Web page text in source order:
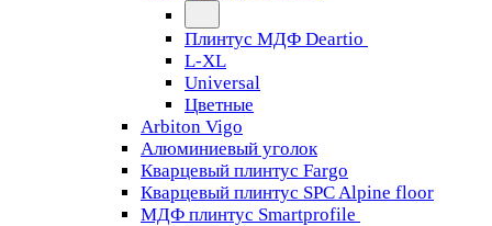
Плинтус МДФ Deartio
L-XL
Universal
Цветные
Arbiton Vigo
Алюминиевый уголок
Кварцевый плинтус Fargo
Кварцевый плинтус SPC Alpine floor
МДФ плинтус Smartprofile